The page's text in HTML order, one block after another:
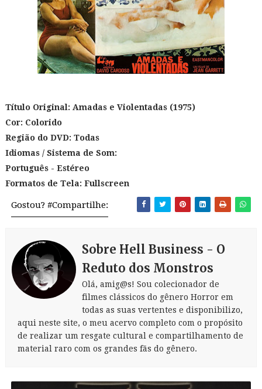
Título Original: Amadas e Violentadas (1975)
Cor: Colorido
Região do DVD: Todas
Idiomas / Sistema de Som:
Português - Estéreo
Formatos de Tela: Fullscreen
Gostou? #Compartilhe:
Sobre Hell Business - O
Reduto dos Monstros
Olá, amig@s! Sou colecionador de
filmes clássicos do gênero Horror em
todas as suas vertentes e disponibilizo,
aqui neste site, o meu acervo completo com o propósito
de realizar um resgate cultural e compartilhamento de
material raro com os grandes fãs do gênero.